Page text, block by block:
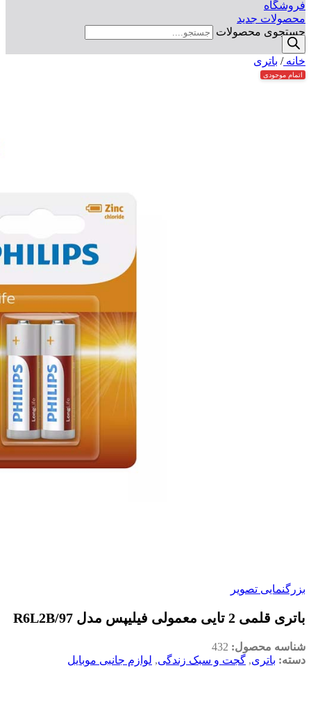
فروشگاه
محصولات جدید
جستجوی محصولات
خانه/ باتری
اتمام موجودی
بزرگنمایی تصویر
باتری قلمی 2 تایی معمولی فیلیپس مدل R6L2B/97
شناسه محصول: 432
دسته: باتری, گجت و سبک زندگی, لوازم جانبی موبایل